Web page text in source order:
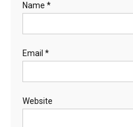
Name *
Email *
Website